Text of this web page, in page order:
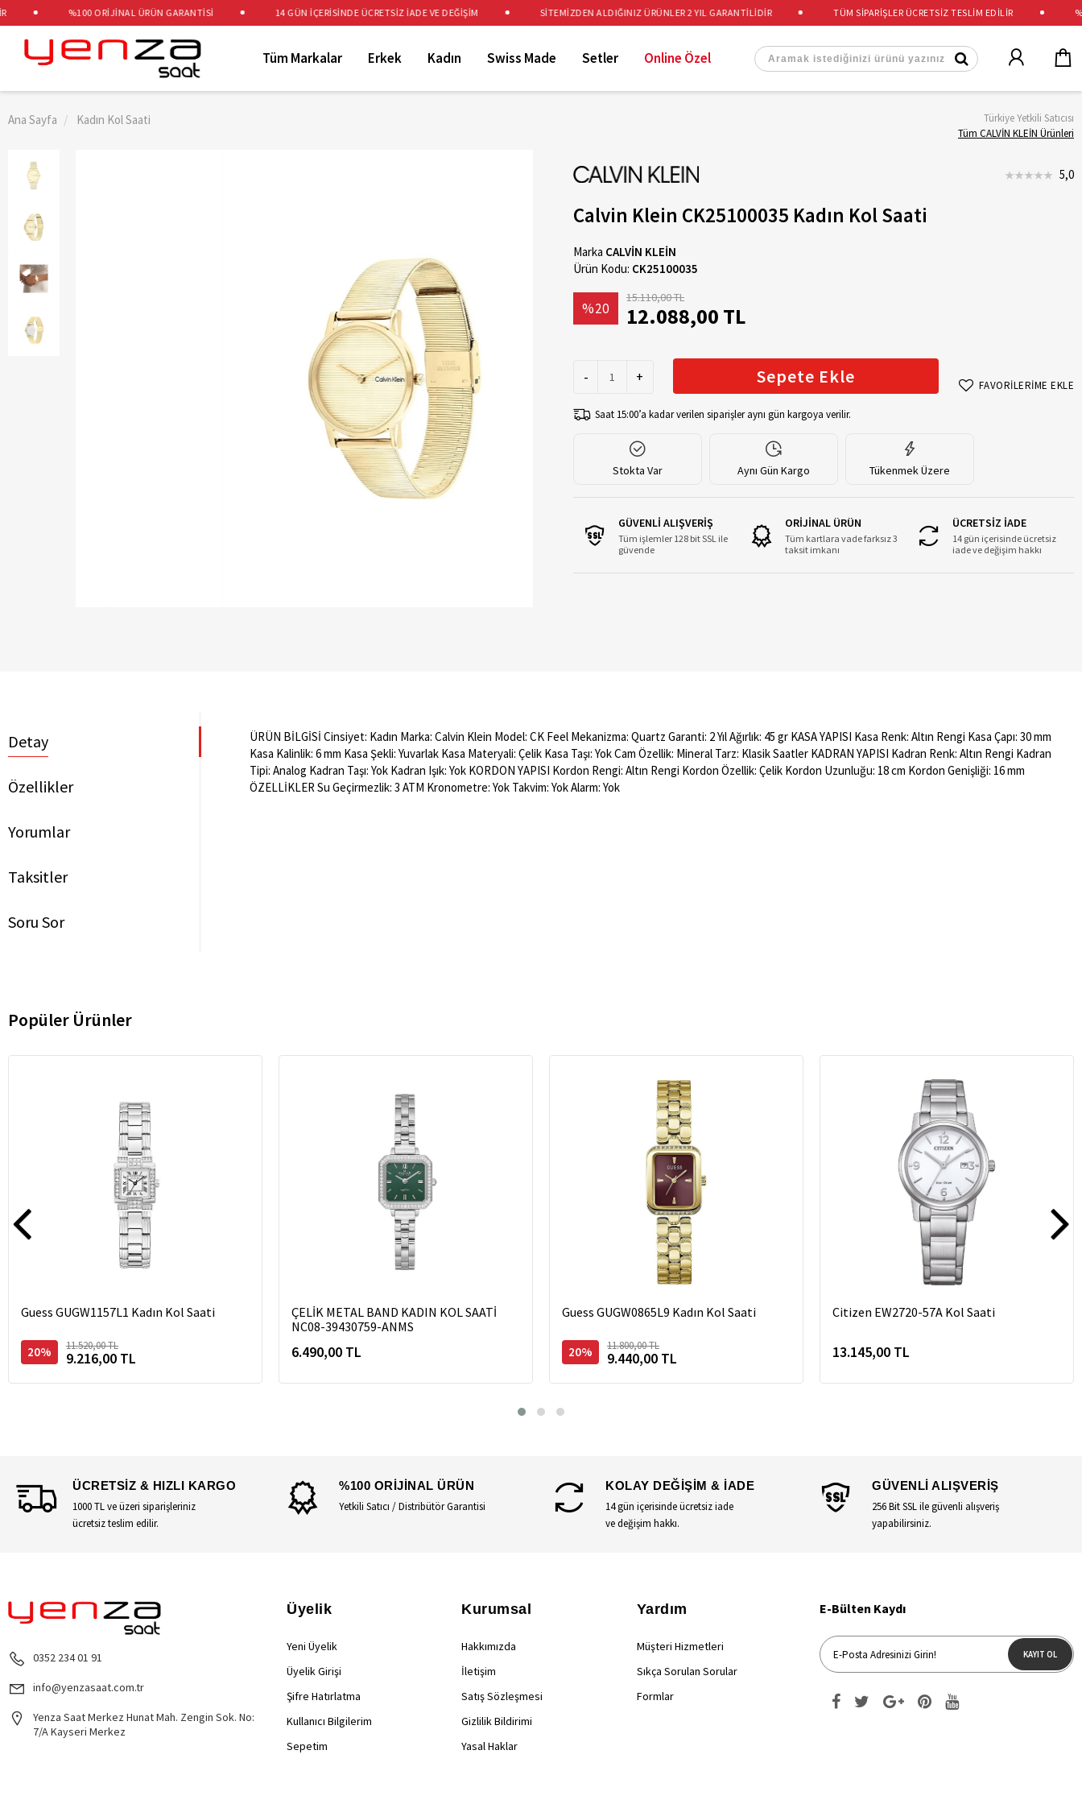
TÜM SİPARİŞLER ÜCRETSİZ TESLİM EDİLİR
%100 ORİJİNAL ÜRÜN GARANTİSİ 14 GÜN İÇERİSİNDE ÜCRETSİZ İADE VE DEĞİŞİM SİTEMİZDEN ALDIĞINIZ ÜRÜNLER 2 YIL GARANTİLİDİR
Tüm Markalar Erkek Kadın Swiss Made Setler Online Özel
Ana Sayfa Kadın Kol Saati
Türkiye Yetkili Satıcısı
Tüm CALVİN KLEİN Ürünleri
5,0
Calvin Klein CK25100035 Kadın Kol Saati
Marka CALVİN KLEİN
Ürün Kodu: CK25100035
%20
15.110,00 TL
12.088,00 TL
- + Sepete Ekle FAVORİLERİME EKLE
Saat 15:00’a kadar verilen siparişler aynı gün kargoya verilir.
Stokta Var Aynı Gün Kargo Tükenmek Üzere
GÜVENLİ ALIŞVERİŞ
Tüm işlemler 128 bit SSL ile
güvende
ORİJİNAL ÜRÜN
Tüm kartlara vade farksız 3
taksit imkanı
ÜCRETSİZ İADE
14 gün içerisinde ücretsiz
iade ve değişim hakkı
Detay
Özellikler
Yorumlar
Taksitler
Soru Sor
ÜRÜN BİLGİSİ Cinsiyet: Kadın Marka: Calvin Klein Model: CK Feel Mekanizma: Quartz Garanti: 2 Yıl Ağırlık: 45 gr KASA YAPISI Kasa Renk: Altın Rengi Kasa Çapı: 30 mm
Kasa Kalinlik: 6 mm Kasa Şekli: Yuvarlak Kasa Materyali: Çelik Kasa Taşı: Yok Cam Özellik: Mineral Tarz: Klasik Saatler KADRAN YAPISI Kadran Renk: Altın Rengi Kadran
Tipi: Analog Kadran Taşı: Yok Kadran Işık: Yok KORDON YAPISI Kordon Rengi: Altın Rengi Kordon Özellik: Çelik Kordon Uzunluğu: 18 cm Kordon Genişliği: 16 mm
ÖZELLİKLER Su Geçirmezlik: 3 ATM Kronometre: Yok Takvim: Yok Alarm: Yok
Popüler Ürünler
Guess GUGW1157L1 Kadın Kol Saati
20% 11.520,00 TL
9.216,00 TL
ÇELİK METAL BAND KADIN KOL SAATİ
NC08-39430759-ANMS
6.490,00 TL
Guess GUGW0865L9 Kadın Kol Saati
20% 11.800,00 TL
9.440,00 TL
Citizen EW2720-57A Kol Saati
13.145,00 TL
ÜCRETSİZ & HIZLI KARGO
1000 TL ve üzeri siparişleriniz
ücretsiz teslim edilir.
%100 ORİJİNAL ÜRÜN
Yetkili Satıcı / Distribütör Garantisi
KOLAY DEĞİŞİM & İADE
14 gün içerisinde ücretsiz iade
ve değişim hakkı.
GÜVENLİ ALIŞVERİŞ
256 Bit SSL ile güvenli alışveriş
yapabilirsiniz.
0352 234 01 91
info@yenzasaat.com.tr
Yenza Saat Merkez Hunat Mah. Zengin Sok. No:
7/A Kayseri Merkez
Üyelik
Yeni Üyelik
Üyelik Girişi
Şifre Hatırlatma
Kullanıcı Bilgilerim
Sepetim
Kurumsal
Hakkımızda
İletişim
Satış Sözleşmesi
Gizlilik Bildirimi
Yasal Haklar
Yardım
Müşteri Hizmetleri
Sıkça Sorulan Sorular
Formlar
E-Bülten Kaydı
KAYIT OL